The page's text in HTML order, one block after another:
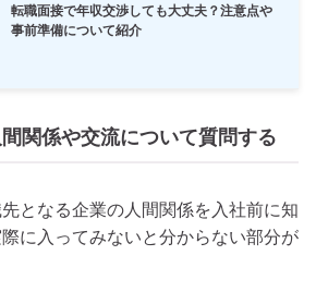
転職面接で年収交渉しても大丈夫？注意点や
事前準備について紹介
関係や交流について質問する
となる企業の人間関係を入社前に知
に入ってみないと分からない部分が